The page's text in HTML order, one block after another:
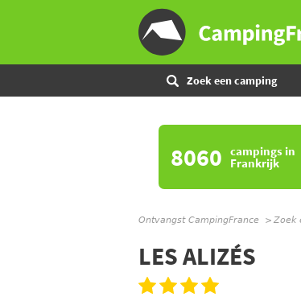
Zoek een camping
8060 campingsin
Frankrijk
Ontvangst CampingFrance Zoek
LES ALIZÉS